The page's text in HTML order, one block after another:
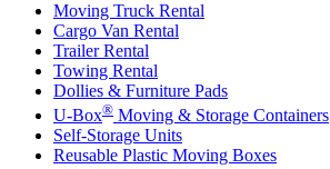
Moving Truck Rental
Cargo Van Rental
Trailer Rental
Towing Rental
Dollies & Furniture Pads
U-Box® Moving & Storage Containers
Self-Storage Units
Reusable Plastic Moving Boxes